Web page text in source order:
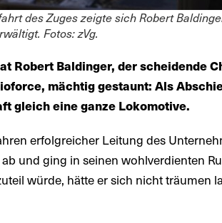
des Zuges zeigte sich Robert
Fotos: zVg.
Robert Baldinger, der scheidende
mächtig gestaunt: Als
gleich eine ganze Lokomotive.
erfolgreicher Leitung des
und ging in seinen wohlverdienten
würde, hätte er sich nicht träumen